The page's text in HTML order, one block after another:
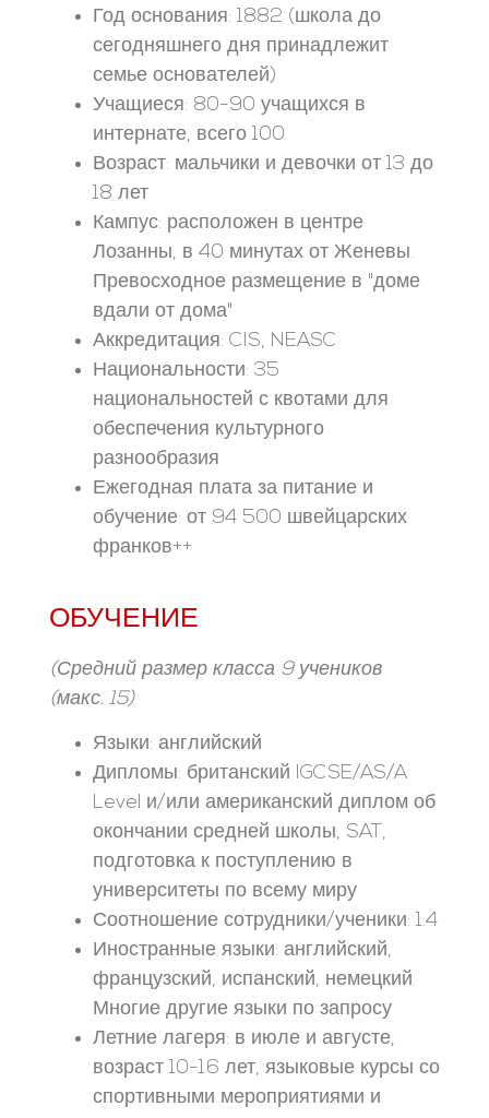
Год основания: 1882 (школа до
сегодняшнего дня принадлежит
семье основателей)
Учащиеся: 80-90 учащихся в
интернате, всего 100
Возраст: мальчики и девочки от 13 до
18 лет
Кампус: расположен в центре
Лозанны, в 40 минутах от Женевы.
Превосходное размещение в "доме
вдали от дома"
Аккредитация: CIS, NEASC
Национальности: 35
национальностей с квотами для
обеспечения культурного
разнообразия
Ежегодная плата за питание и
обучение: от 94 500 швейцарских
франков++
ОБУЧЕНИЕ
(Средний размер класса 9 учеников
(макс. 15)
Языки: английский
Дипломы: британский IGCSE/AS/A
Level и/или американский диплом об
окончании средней школы, SAT,
подготовка к поступлению в
университеты по всему миру
Соотношение сотрудники/ученики: 1:4
Иностранные языки: английский,
французский, испанский, немецкий.
Многие другие языки по запросу
Летние лагеря: в июле и августе,
возраст 10-16 лет, языковые курсы со
спортивными мероприятиями и